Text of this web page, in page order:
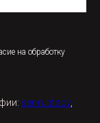
на обработку
ser-rubtsov,